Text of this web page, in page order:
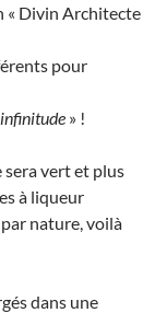
« Divin Architecte
pour
infinitude » !
sera vert et plus
à liqueur
nature, voilà
dans une